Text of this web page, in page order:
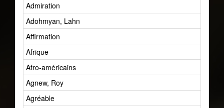
Admiration
Adohmyan, Lahn
Affirmation
Afrique
Afro-américains
Agnew, Roy
Agréable